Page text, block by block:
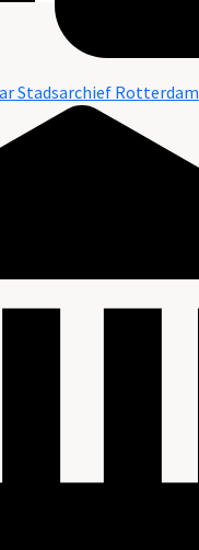
Stadsarchief Rotterdam